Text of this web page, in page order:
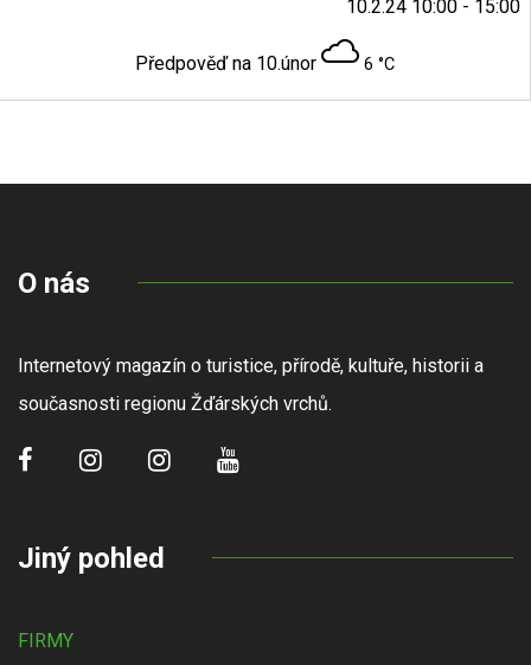
10.2.24 10:00 - 15:00
Předpověď na 10.únor 6 °C
O nás
Internetový magazín o turistice, přírodě, kultuře, historii a
současnosti regionu Žďárských vrchů.
Jiný pohled
FIRMY